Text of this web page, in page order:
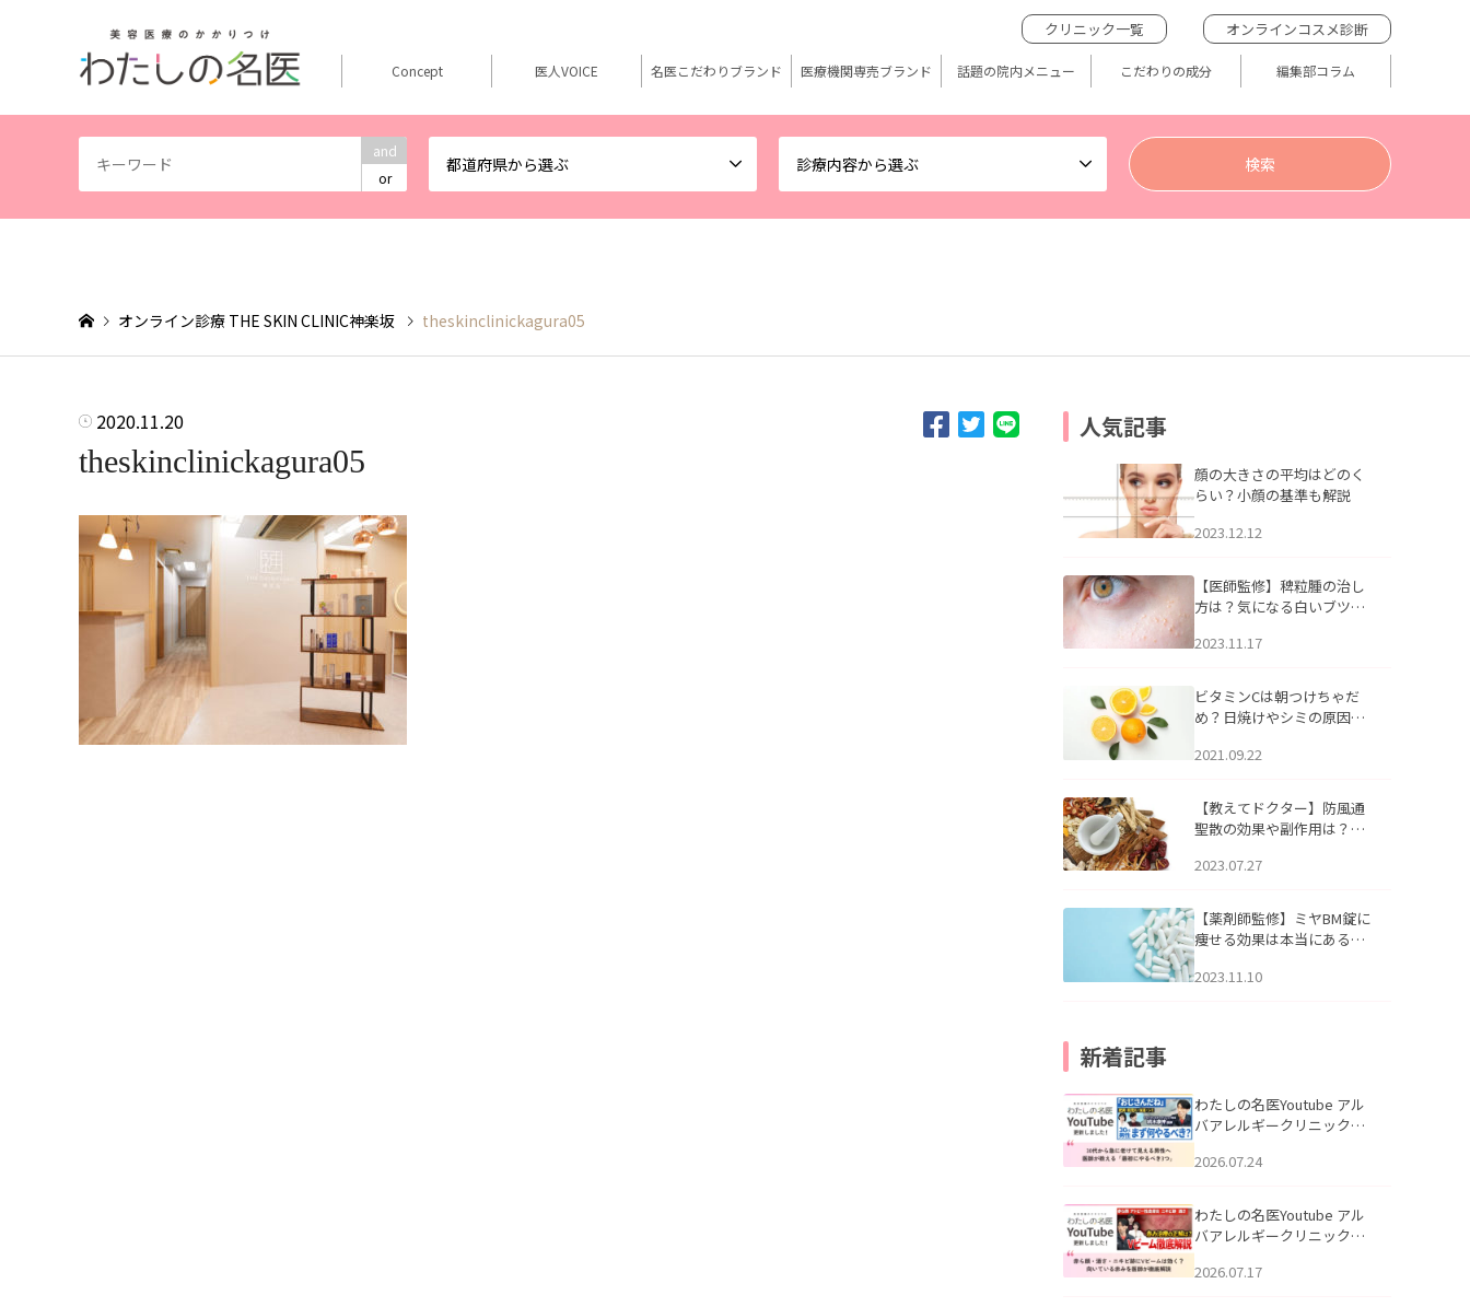
and
or
都道府県から選ぶ 診療内容から選ぶ
クリニック一覧 オンラインコスメ診断
Concept 医人VOICE 名医こだわりブランド 医療機関専売ブランド 話題の院内メニュー こだわりの成分 編集部コラム
オンライン診療 THE SKIN CLINIC神楽坂 theskinclinickagura05
2020.11.20
theskinclinickagura05
人気記事
顔の大きさの平均はどのく
らい？小顔の基準も解説
2023.12.12
【医師監修】稗粒腫の治し
方は？気になる白いブツブ
アについて
2023.11.17
ビタミンCは朝つけちゃだ
め？日焼けやシミの原因に
2021.09.22
【教えてドクター】防風通
聖散の効果や副作用は？長
2023.07.27
【薬剤師監修】ミヤBM錠に
痩せる効果は本当にある
2023.11.10
新着記事
わたしの名医Youtube アル
バアレルギークリニック札
える男性へ｜医師が教える
公開いたしました。
2026.07.24
わたしの名医Youtube アル
バアレルギークリニック札
跡にVビームは効く？向いて
2026.07.17